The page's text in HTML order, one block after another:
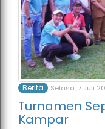
Berita Selasa, 7 Juli
Turnamen
Kampar